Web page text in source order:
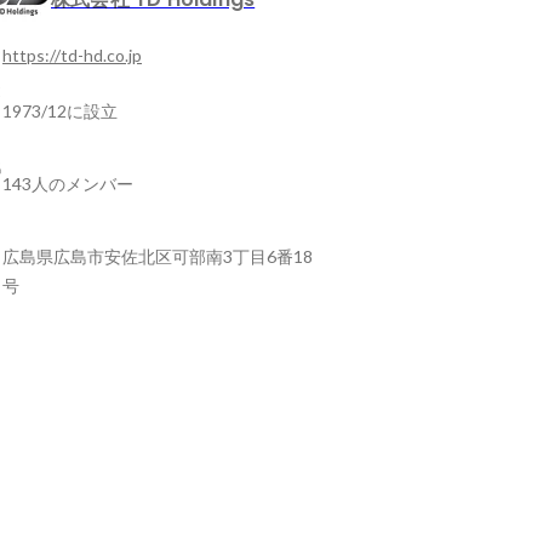
https://td-hd.co.jp
1973/12に設立
143人のメンバー
広島県広島市安佐北区可部南3丁目6番18
号